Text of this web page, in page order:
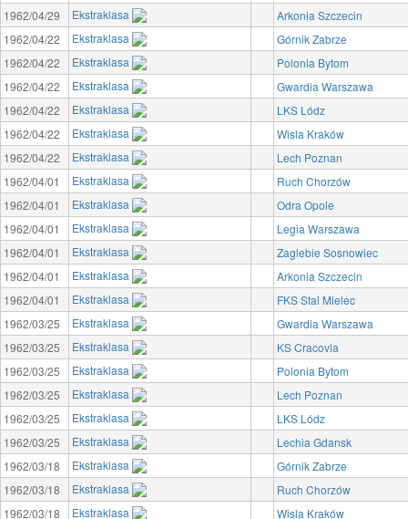
1962/04/29
Ekstraklasa
Arkonia Szczecin
1962/04/22
Ekstraklasa
Górnik Zabrze
1962/04/22
Ekstraklasa
Polonia Bytom
1962/04/22
Ekstraklasa
Gwardia Warszawa
1962/04/22
Ekstraklasa
LKS Lódz
1962/04/22
Ekstraklasa
Wisla Kraków
1962/04/22
Ekstraklasa
Lech Poznan
1962/04/01
Ekstraklasa
Ruch Chorzów
1962/04/01
Ekstraklasa
Odra Opole
1962/04/01
Ekstraklasa
Legia Warszawa
1962/04/01
Ekstraklasa
Zaglebie Sosnowiec
1962/04/01
Ekstraklasa
Arkonia Szczecin
1962/04/01
Ekstraklasa
FKS Stal Mielec
1962/03/25
Ekstraklasa
Gwardia Warszawa
1962/03/25
Ekstraklasa
KS Cracovia
1962/03/25
Ekstraklasa
Polonia Bytom
1962/03/25
Ekstraklasa
Lech Poznan
1962/03/25
Ekstraklasa
LKS Lódz
1962/03/25
Ekstraklasa
Lechia Gdansk
1962/03/18
Ekstraklasa
Górnik Zabrze
1962/03/18
Ekstraklasa
Ruch Chorzów
1962/03/18
Ekstraklasa Wisla Kraków